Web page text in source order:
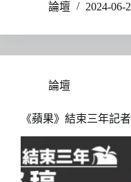
論壇
2024-06-
論壇
《蘋果》結束三年記